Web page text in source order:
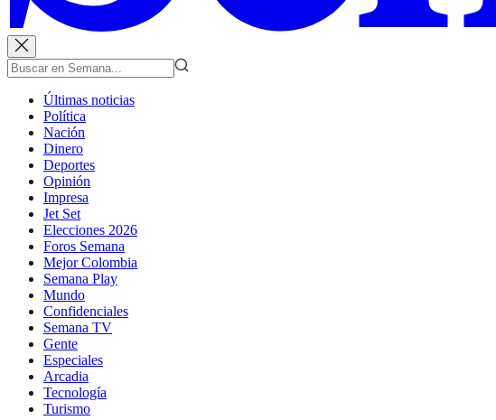
Últimas noticias
Política
Nación
Dinero
Deportes
Opinión
Impresa
Jet Set
Elecciones 2026
Foros Semana
Mejor Colombia
Semana Play
Mundo
Confidenciales
Semana TV
Gente
Especiales
Arcadia
Tecnología
Turismo